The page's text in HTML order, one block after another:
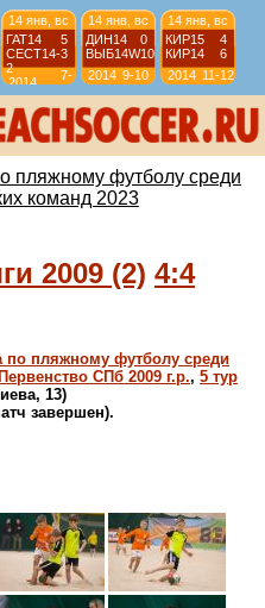
14 янв, вс
ГАТ14
5
СЕСТ14-
2
3
2014
7-
8
14 янв, вс
ДИН14
0
ВЫБ14W10
2014 9-10
14 янв, вс
КИР15
4
КИР14
6
2014 11-12
13 янв, сб
ИС-11-О
12
СШЛ11-2 4
13 янв, сб
КР-11
6
ИС-11
3
пляжному футболу среди
команд 2023
2009 (2) 4:4
по пляжному футболу среди
Первенство СПб 2009 г.р., 5 тур
13)
завершен).